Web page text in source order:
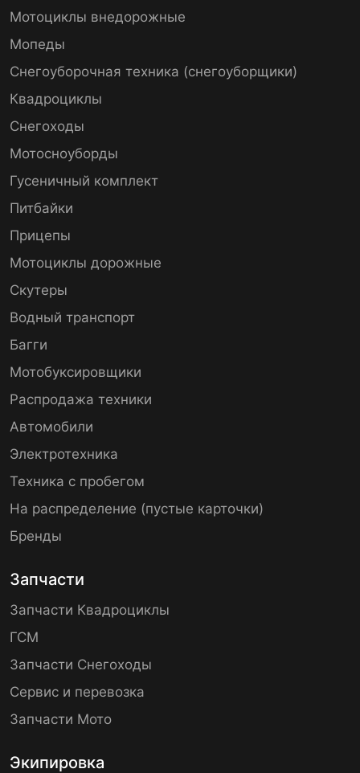
Мотоциклы внедорожные
Мопеды
Снегоуборочная техника (снегоуборщики)
Квадроциклы
Снегоходы
Мотосноуборды
Гусеничный комплект
Питбайки
Прицепы
Мотоциклы дорожные
Скутеры
Водный транспорт
Багги
Мотобуксировщики
Распродажа техники
Автомобили
Электротехника
Техника с пробегом
На распределение (пустые карточки)
Бренды
Запчасти
Запчасти Квадроциклы
ГСМ
Запчасти Снегоходы
Сервис и перевозка
Запчасти Мото
Экипировка